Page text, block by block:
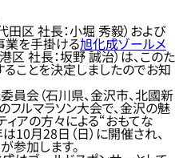
区 社長：小堀 秀毅）および
を手掛ける旭化成ゾールメ
区 社長：坂野 誠治）は、このた
ことを決定しましたのでお知
員会（石川県、金沢市、北國新
ルマラソン大会で、金沢の魅
アの方々による“おもてな
10月28日（日）に開催され、
参加します。